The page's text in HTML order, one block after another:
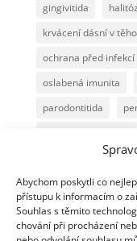
Abychom poskytli co
přístupu k informacím o
Souhlas s těmito
chování při procházení
gingivitida
krvácení dásní v
ochrana před infekcí
oslabená imunita
parodontitida
péče o zuby a
péče při
radioléčba
sucho v ústech